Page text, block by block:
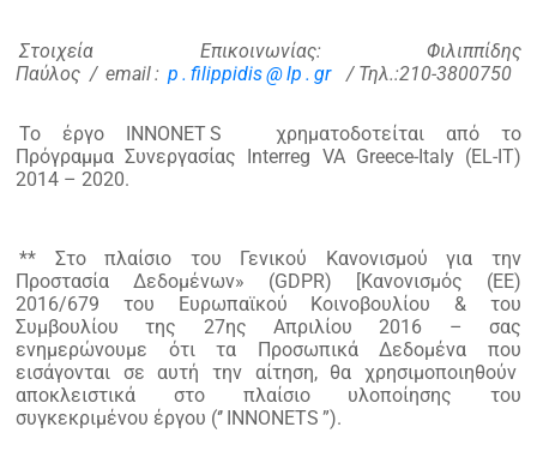
Στοιχεία Επικοινωνίας: Φιλιππίδης
Παύλος / email: p . filippidis@lp . gr / Τηλ.:210-3800750
To έργο ΙΝΝΟΝΕΤS
χρηματοδοτείται από το
Πρόγραμμα Συνεργασίας Interreg VA Greece-Italy (EL-IT)
2014 – 2020.
** Στο πλαίσιο του Γενικού Κανονισμού για την
Προστασία Δεδομένων» (GDPR) [Κανονισμός (ΕΕ)
2016/679 του Ευρωπαϊκού Κοινοβουλίου & του
Συμβουλίου της 27ης Απριλίου 2016 – σας
ενημερώνουμε ότι τα Προσωπικά Δεδομένα που
εισάγονται σε αυτή την αίτηση, θα χρησιμοποιηθούν
αποκλειστικά στο πλαίσιο υλοποίησης του
συγκεκριμένου έργου (‘’ INNONETS ”).